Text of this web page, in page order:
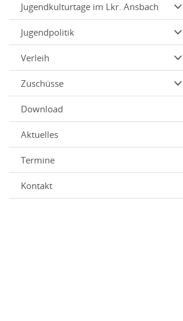
Jugendkulturtage im Lkr. Ansbach
Jugendpolitik
Verleih
Zuschüsse
Download
Aktuelles
Termine
Kontakt